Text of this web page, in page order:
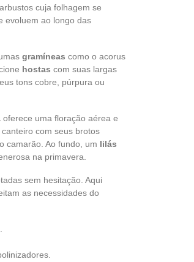
cuja folhagem se
evoluem ao longo das
gramíneas como o acorus
hostas com suas largas
tons cobre, púrpura ou
oferece uma floração aérea e
com seus brotos
camarão. Ao fundo, um lilás
na primavera.
sem hesitação. Aqui
as necessidades do